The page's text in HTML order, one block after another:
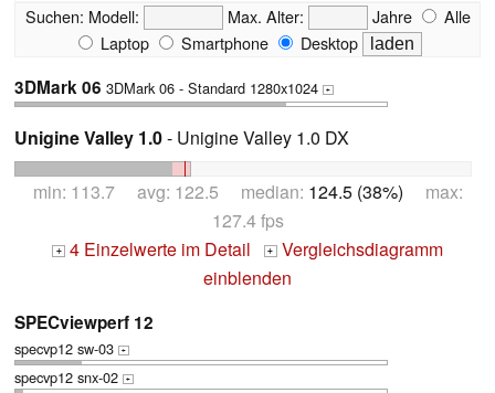
Suchen: Modell: Max. Alter: Jahre
Alle
Laptop
Smartphone Desktop
3DMark 06 3DMark 06 - Standard 1280x1024 +
Unigine Valley 1.0- Unigine Valley 1.0 DX
min: 113.7 avg: 122.5 median: 124.5 (38%) max:
127.4 fps
+ 4 Einzelwerte im Detail + Vergleichsdiagramm
einblenden
SPECviewperf 12
specvp12 sw-03 +
specvp12 snx-02 +